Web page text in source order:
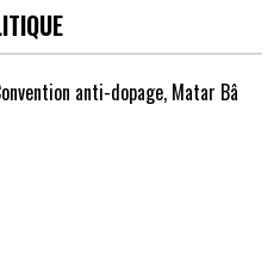
anti-dopage, Matar Bâ